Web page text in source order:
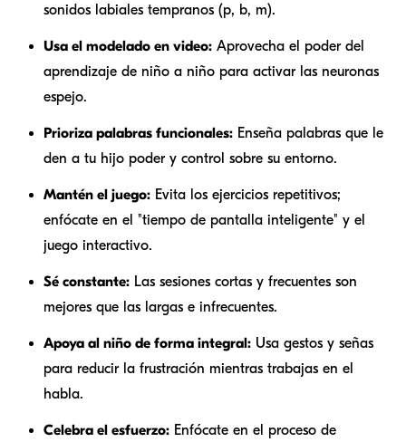
sonidos labiales tempranos (p, b, m).
Usa el modelado en video: Aprovecha el poder del
aprendizaje de niño a niño para activar las neuronas
espejo.
Prioriza palabras funcionales: Enseña palabras que le
den a tu hijo poder y control sobre su entorno.
Mantén el juego: Evita los ejercicios repetitivos;
enfócate en el "tiempo de pantalla inteligente" y el
juego interactivo.
Sé constante: Las sesiones cortas y frecuentes son
mejores que las largas e infrecuentes.
Apoya al niño de forma integral: Usa gestos y señas
para reducir la frustración mientras trabajas en el
habla.
Celebra el esfuerzo: Enfócate en el proceso de